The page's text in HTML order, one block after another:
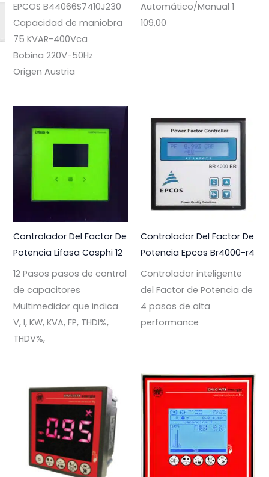
EPCOS B44066S7410J230
Capacidad de maniobra
75 KVAR-400Vca
Bobina 220V-50Hz
Origen Austria
Automático/Manual 1
109,00
Controlador Del Factor De
Potencia Lifasa Cosphi 12
12 Pasos pasos de control
de capacitores
Multimedidor que indica
V, I, KW, KVA, FP, THDI%,
THDV%,
Controlador Del Factor De
Potencia Epcos Br4000-r4
Controlador inteligente
del Factor de Potencia de
4 pasos de alta
performance